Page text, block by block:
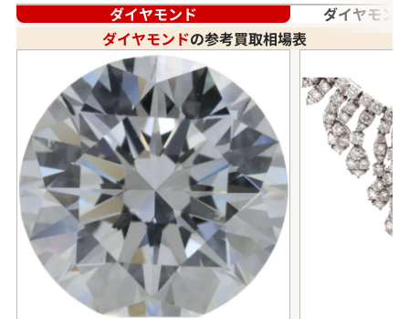
ダイヤモンド
ダイヤモン
ダイヤモンドの参考買取相場表